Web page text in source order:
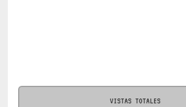
VISTAS TOTALES